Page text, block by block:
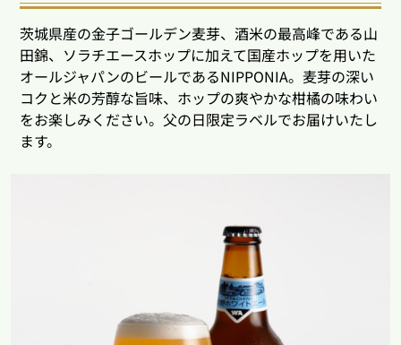
茨城県産の金子ゴールデン麦芽、酒米の最高峰である山
田錦、ソラチエースホップに加えて国産ホップを用いた
オールジャパンのビールであるNIPPONIA。麦芽の深い
コクと米の芳醇な旨味、ホップの爽やかな柑橘の味わい
をお楽しみください。父の日限定ラベルでお届けいたし
ます。